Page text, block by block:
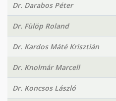
Dr. Darabos Péter
Dr. Fülöp Roland
Dr. Kardos Máté Krisztián
Dr. Knolmár Marcell
Dr. Koncsos László